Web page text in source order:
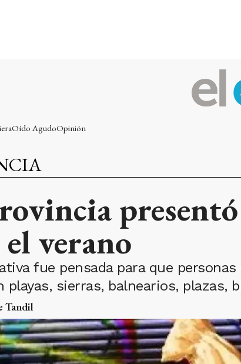
Oído AgudoOpinión
verano
fue pensada para que
playas, sierras, balnearios, plazas,
Tandil